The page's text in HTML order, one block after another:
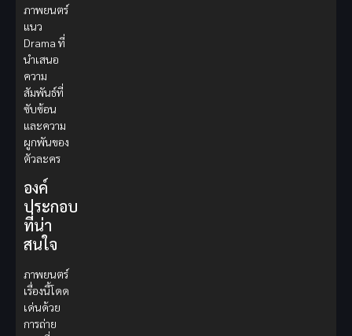
ภาพยนตร์
แนว
Drama ที่
นำเสนอ
ความ
สัมพันธ์ที่
ซับซ้อน
และความ
ผูกพันของ
ตัวละคร
องค์
ประกอบ
ที่น่า
สนใจ
ภาพยนตร์
เรื่องนี้โดด
เด่นด้วย
การถ่าย